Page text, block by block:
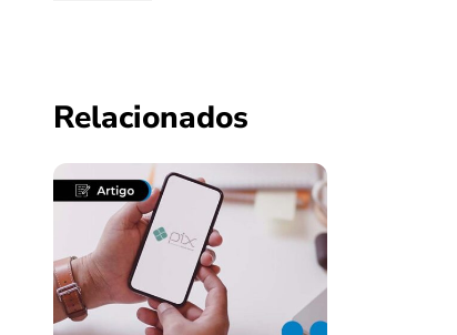
Relacionados